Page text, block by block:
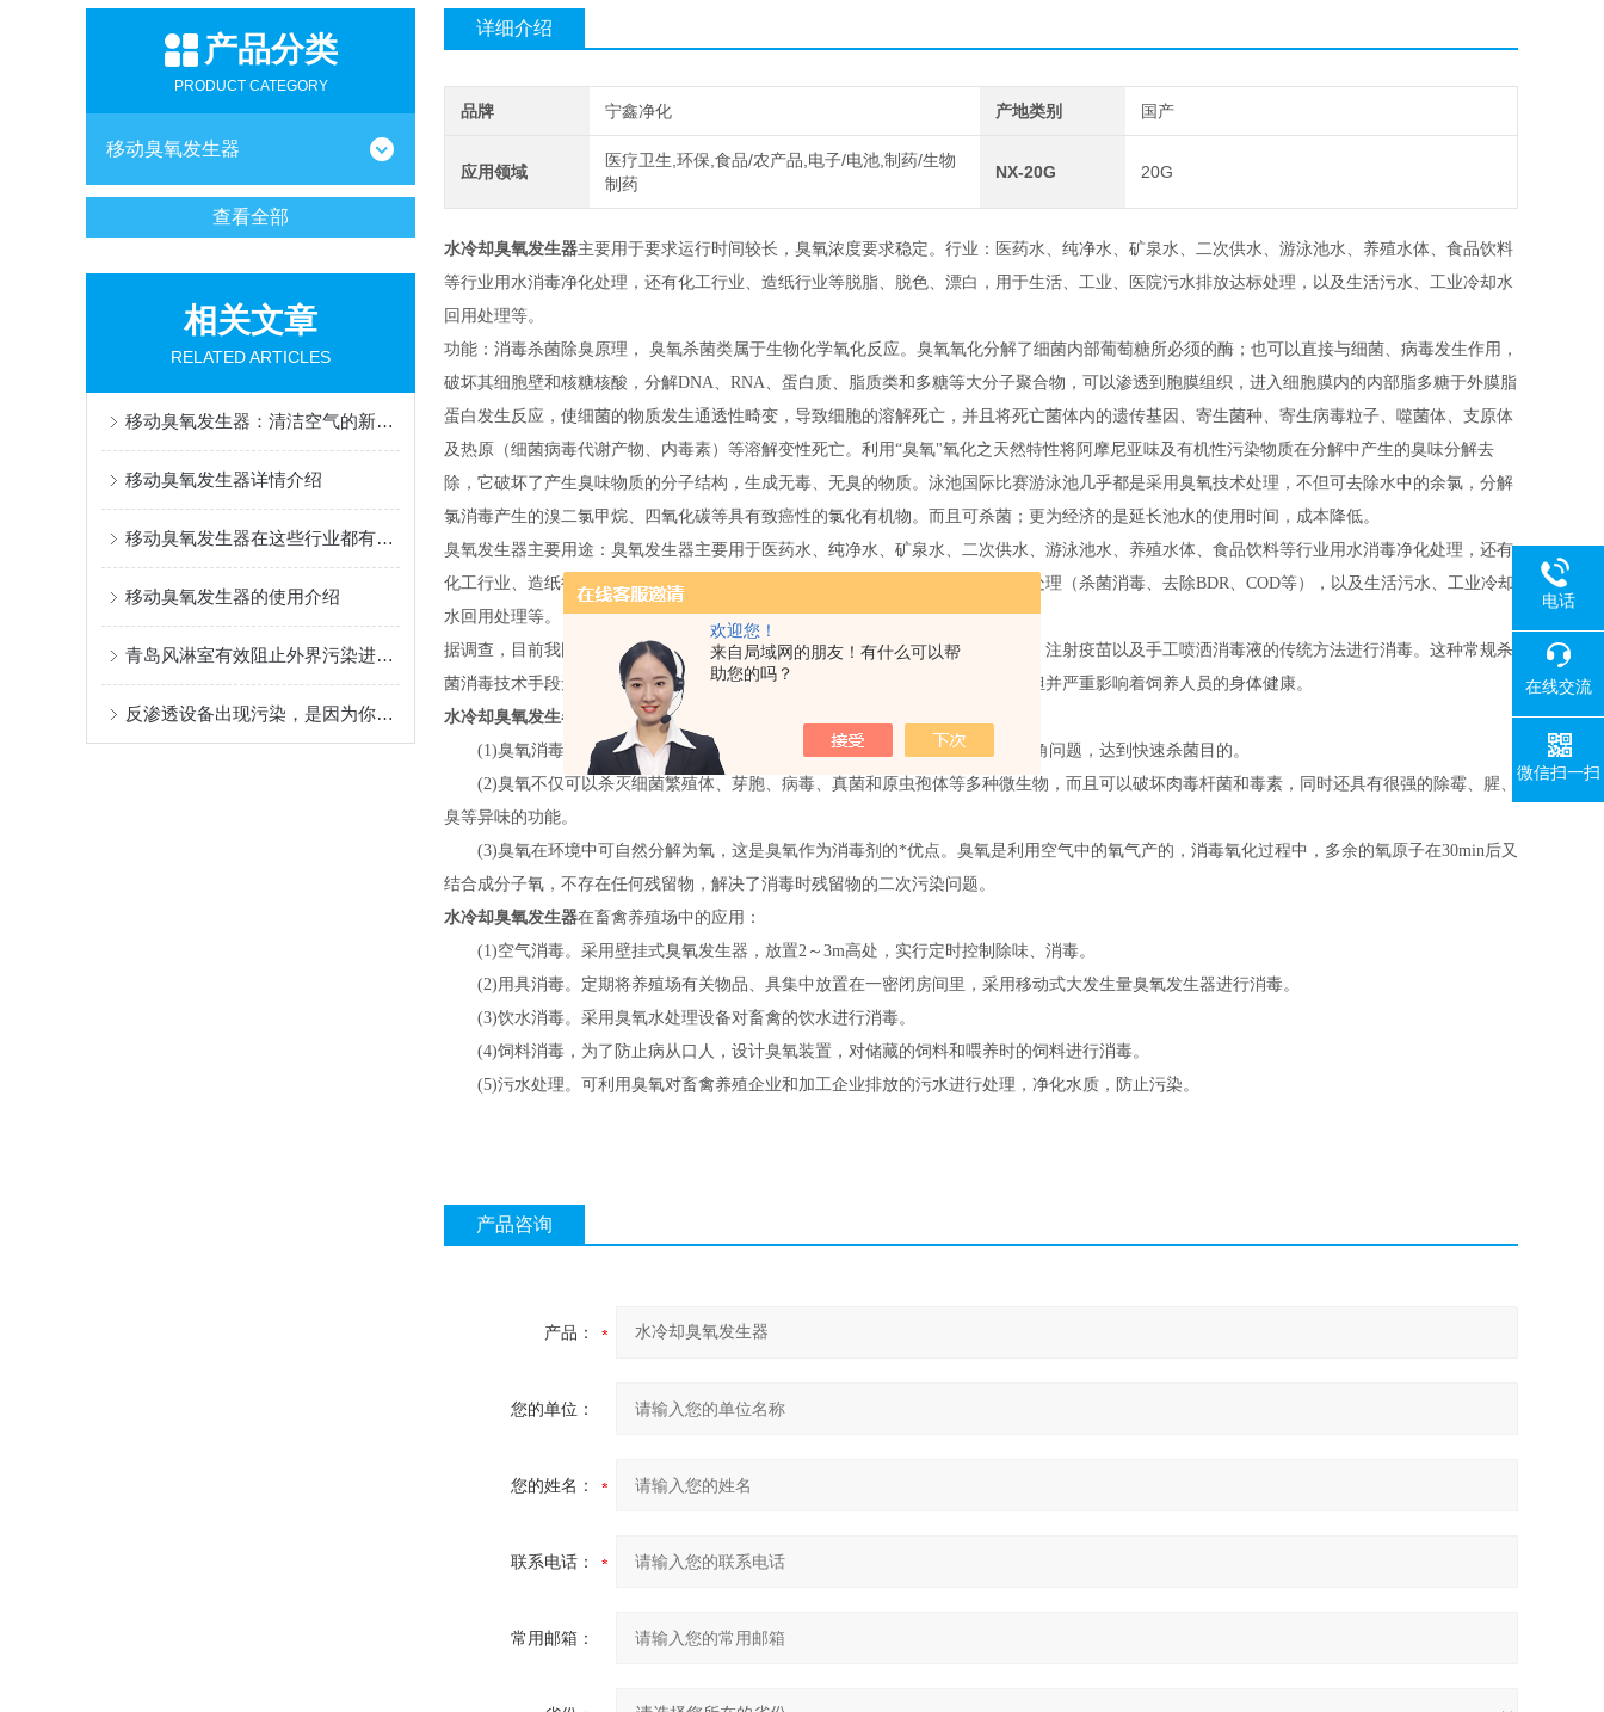
欢迎您！
来自局域网的朋友！有什么可以帮
助您的吗？
产品分类
PRODUCT CATEGORY
移动臭氧发生器
查看全部
相关文章
RELATED ARTICLES
移动臭氧发生器：清洁空气的新利器
移动臭氧发生器详情介绍
移动臭氧发生器在这些行业都有应用
移动臭氧发生器的使用介绍
青岛风淋室有效阻止外界污染进入洁净区域
反渗透设备出现污染，是因为你没有清洗反渗透设置
详细介绍
品牌 宁鑫净化 产地类别 国产
应用领域
医疗卫生,环保,食品/农产品,电子/电池,制药/生物
制药
NX-20G 20G
水冷却臭氧发生器主要用于要求运行时间较长，臭氧浓度要求稳定。行业：医药水、纯净水、矿泉水、二次供水、游泳池水、养殖水体、食品饮料
等行业用水消毒净化处理，还有化工行业、造纸行业等脱脂、脱色、漂白，用于生活、工业、医院污水排放达标处理，以及生活污水、工业冷却水
回用处理等。
功能：消毒杀菌除臭原理 ，
臭氧杀菌类属于生物化学氧化反应。臭氧氧化分解了细菌内部葡萄糖所必须的酶；也可以直接与细菌、病毒发生作用，
破坏其细胞壁和核糖核酸，分解DNA、RNA、蛋白质、脂质类和多糖等大分子聚合物，可以渗透到胞膜组织，进入细胞膜内的内部脂多糖于外膜脂
蛋白发生反应，使细菌的物质发生通透性畸变，导致细胞的溶解死亡，并且将死亡菌体内的遗传基因、寄生菌种、寄生病毒粒子、噬菌体、支原体
及热原（细菌病毒代谢产物、内毒素）等溶解变性死亡。利用“臭氧"氧化之天然特性将阿摩尼亚味及有机性污染物质在分解中产生的臭味分解去
除，它破坏了产生臭味物质的分子结构，生成无毒、无臭的物质。泳池国际比赛游泳池几乎都是采用臭氧技术处理，不但可去除水中的余氯，分解
氯消毒产生的溴二氯甲烷、四氧化碳等具有致癌性的氯化有机物。而且可杀菌；更为经济的是延长池水的使用时间，成本降低。
臭氧发生器主要用途：臭氧发生器主要用于医药水、纯净水、矿泉水、二次供水、游泳池水、养殖水体、食品饮料等行业用水消毒净化处理，还有
化工行业、造纸行业等脱脂、脱色、漂白，用于生活、工业、医院污水排放达标处理（杀菌消毒、去除BDR、COD等），以及生活污水、工业冷却
水回用处理等。
据调查，目前我国机械化畜禽养殖场预防疫病的主要措施是依靠手工喂养抗生素、注射疫苗以及手工喷洒消毒液的传统方法进行消毒。这种常规杀
菌消毒技术手段无法杀灭空气中的有害物质，而且给饲养人员带来沉重的劳动负担并严重影响着饲养人员的身体健康。
水冷却臭氧发生器
的优点：
(1)臭氧消毒不需要其它任何辅助材料和添加剂，克服了紫外线杀菌存在的四角问题，达到快速杀菌目的。
(2)臭氧不仅可以杀灭细菌繁殖体、芽胞、病毒、真菌和原虫孢体等多种微生物，而且可以破坏肉毒杆菌和毒素，同时还具有很强的除霉、腥、
臭等异味的功能。
(3)臭氧在环境中可自然分解为氧，这是臭氧作为消毒剂的*优点。臭氧是利用空气中的氧气产的，消毒氧化过程中，多余的氧原子在30min后又
结合成分子氧，不存在任何残留物，解决了消毒时残留物的二次污染问题。
水冷却臭氧发生器在畜禽养殖场中的应用：
(1)空气消毒。采用壁挂式臭氧发生器 ，放置2～3m高处，实行定时控制除味、消毒。
(2)用具消毒。定期将养殖场有关物品、具集中放置在一密闭房间里，采用移动式大发生量臭氧发生器进行消毒。
(3)饮水消毒。采用臭氧水处理设备对畜禽的饮水进行消毒。
(4)饲料消毒，为了防止病从口人，设计臭氧装置，对储藏的饲料和喂养时的饲料进行消毒。
(5)污水处理。可利用臭氧对畜禽养殖企业和加工企业排放的污水进行处理，净化水质，防止污染。
产品咨询
产品：
您的单位：
您的姓名：
联系电话：
常用邮箱：
电话
在线交流
微信扫一扫